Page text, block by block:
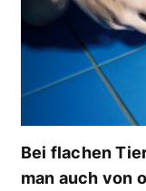
Bei flachen
man auch von